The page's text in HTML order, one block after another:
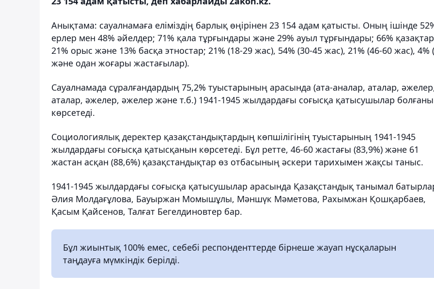
Анықтама: сауалнамаға еліміздің барлық өңірінен 23 154 адам қатысты. Оның ішінде
ерлер мен 48% әйелдер; 71% қала тұрғындары және 29% ауыл тұрғындары; 66%
21% орыс және 13% басқа этностар; 21% (18-29 жас), 54% (30-45 жас), 21% (46-60 жас), 4%
және одан жоғары жастағылар).
Сауалнамада сұралғандардың 75,2% туыстарының арасында (ата-аналар, аталар,
аталар, әжелер, әжелер және т.б.) 1941-1945 жылдардағы соғысқа қатысушылар
көрсетеді.
Социологиялық деректер қазақстандықтардың көпшілігінің туыстарының 1941-1945
жылдардағы соғысқа қатысқанын көрсетеді. Бұл ретте, 46-60 жастағы (83,9%) және 61
жастан асқан (88,6%) қазақстандықтар өз отбасының әскери тарихымен жақсы таныс.
1941-1945 жылдардағы соғысқа қатысушылар арасында Қазақстандық танымал
Әлия Молдағұлова, Бауыржан Момышұлы, Мәншүк Мәметова, Рахымжан Қошқарбаев,
Қасым Қайсенов, Талғат Бегелдиновтер бар.
Бұл жиынтық 100% емес, себебі респонденттерде бірнеше жауап нұсқаларын
таңдауға мүмкіндік берілді.